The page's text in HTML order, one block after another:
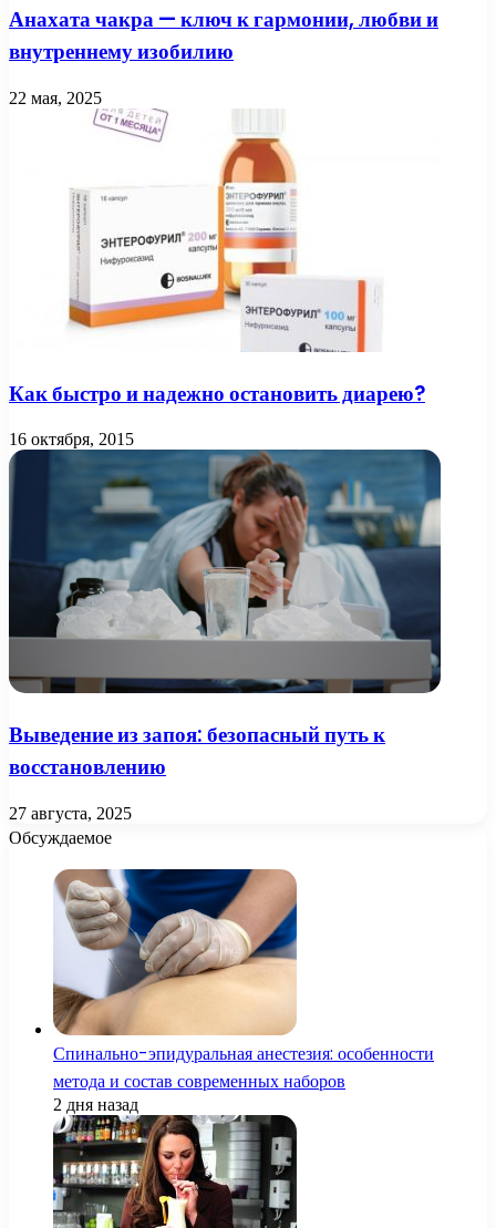
Анахата чакра — ключ к гармонии, любви и
внутреннему изобилию
22 мая, 2025
Как быстро и надежно остановить диарею?
16 октября, 2015
Выведение из запоя: безопасный путь к
восстановлению
27 августа, 2025
Обсуждаемое
Спинально-эпидуральная анестезия: особенности
метода и состав современных наборов
2 дня назад